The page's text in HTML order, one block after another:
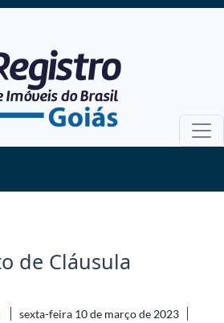
de Cláusula
sexta-feira 10 de março de 2023